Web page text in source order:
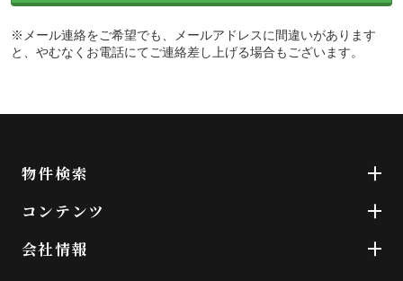
※メール連絡をご希望でも、メールアドレスに間違いがあります
と、やむなくお電話にてご連絡差し上げる場合もございます。
物件検索
コンテンツ
会社情報